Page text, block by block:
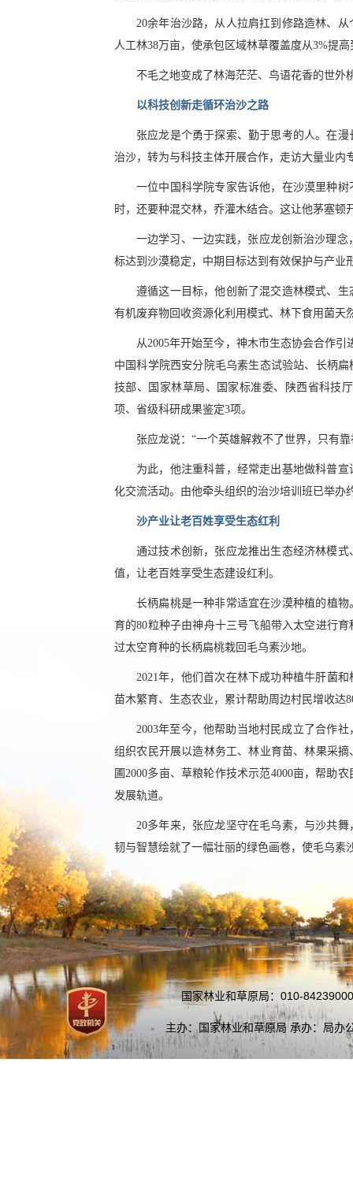
20余年治沙路，从人拉肩扛到修路造林、
人工林38万亩，使承包区域林草覆盖度从3%提高
不毛之地变成了林海茫茫、鸟语花香的世外
以科技创新走循环治沙之路
张应龙是个勇于探索、勤于思考的人。在
治沙，转为与科技主体开展合作，走访大量业
一位中国科学院专家告诉他，在沙漠里种
时，还要种混交林，乔灌木结合。这让他茅塞顿
一边学习、一边实践，张应龙创新治沙理
标达到沙漠稳定，中期目标达到有效保护与产
遵循这一目标，他创新了混交造林模式、
有机废弃物回收资源化利用模式、林下食用菌
从2005年开始至今，神木市生态协会合作
中国科学院西安分院毛乌素生态试验站、长柄
技部、国家林草局、国家标准委、陕西省科技
项、省级科研成果鉴定3项。
张应龙说：“一个英雄解救不了世界，只有
为此，他注重科普，经常走出基地做科普
化交流活动。由他牵头组织的治沙培训班已举办
沙产业让老百姓享受生态红利
通过技术创新，张应龙推出生态经济林模
值，让老百姓享受生态建设红利。
长柄扁桃是一种非常适宜在沙漠种植的植
育的80粒种子由神舟十三号飞船带入太空进行
过太空育种的长柄扁桃栽回毛乌素沙地。
2021年，他们首次在林下成功种植牛肝菌
苗木繁育、生态农业，累计帮助周边村民增收达
2003年至今，他帮助当地村民成立了合作
组织农民开展以造林务工、林业育苗、林果采
圃2000多亩、草粮轮作技术示范4000亩，帮助
发展轨道。
20多年来，张应龙坚守在毛乌素，与沙共
韧与智慧绘就了一幅壮丽的绿色画卷，使毛乌素
国家林业和草原局：010-
主办：国家林业和草原局 承办：局办